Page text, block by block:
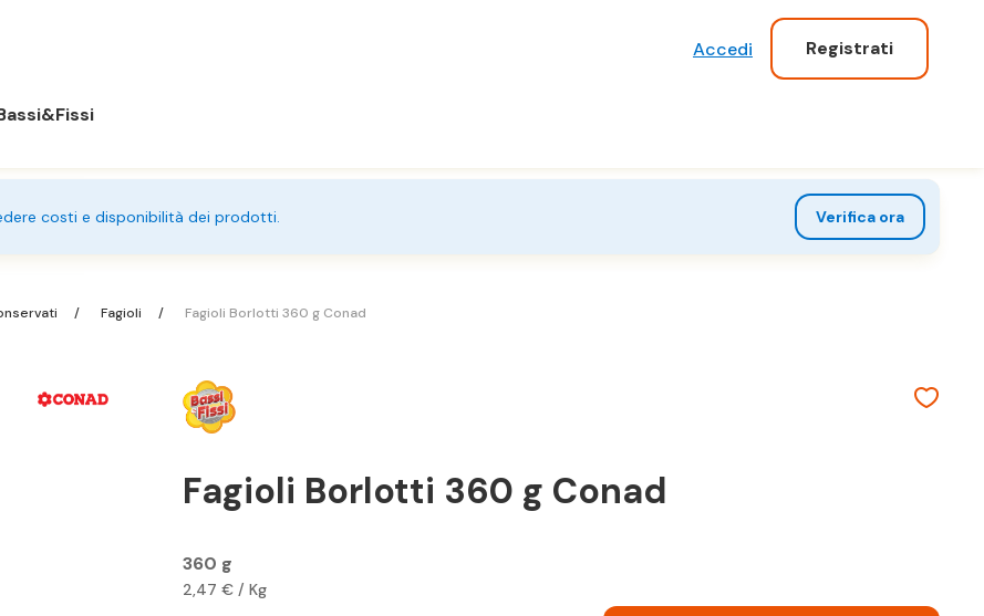
Accedi Registrati
costi e disponibilità dei prodotti. Verifica ora
Fagioli Fagioli Borlotti 360 g Conad
Fagioli Borlotti 360 g Conad
360 g
2,47 € / Kg